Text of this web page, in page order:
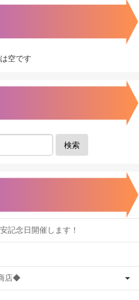
空です
検索
記念日開催します！
店◆